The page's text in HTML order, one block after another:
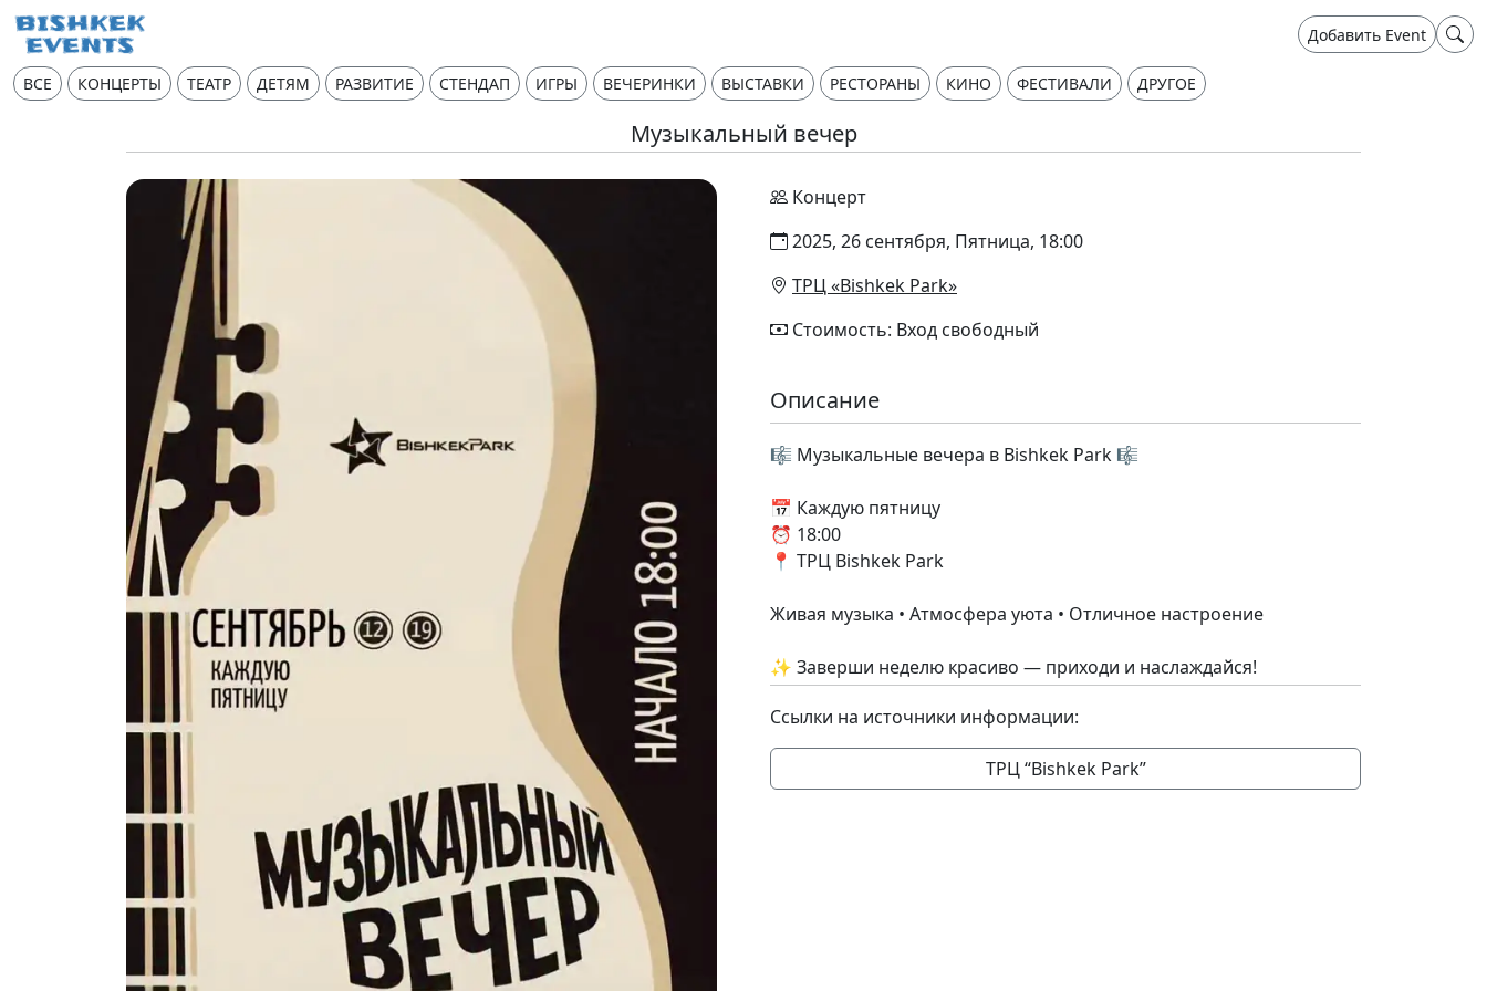
Добавить Event
ВСЕ КОНЦЕРТЫ ТЕАТР ДЕТЯМ РАЗВИТИЕ СТЕНДАП ИГРЫ ВЕЧЕРИНКИ ВЫСТАВКИ РЕСТОРАНЫ КИНО ФЕСТИВАЛИ ДРУГОЕ
Музыкальный вечер
Концерт
2025, 26 сентября, Пятница, 18:00
ТРЦ «Bishkek Park»
Стоимость: Вход свободный
Описание
🎼 Музыкальные вечера в Bishkek Park 🎼
📅 Каждую пятницу
⏰ 18:00
📍 ТРЦ Bishkek Park
Живая музыка • Атмосфера уюта • Отличное настроение
✨ Заверши неделю красиво — приходи и наслаждайся!
Ссылки на источники информации:
ТРЦ “Bishkek Park”